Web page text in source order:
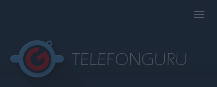
Toggle